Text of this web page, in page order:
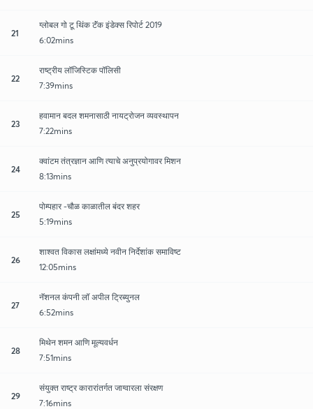
21
ग्लोबल गो टू थिंक टॅंक इंडेक्स रिपोर्ट 2019
6:02mins
22
राष्ट्रीय लॉजिस्टिक पॉलिसी
7:39mins
23
हवामान बदल शमनासाठी नायट्रोजन व्यवस्थापन
7:22mins
24
क्वांटम तंत्रज्ञान आणि त्याचे अनुप्रयोगावर मिशन
8:13mins
25
पोम्पहार -चौळ काळातील बंदर शहर
5:19mins
26
शाश्वत विकास लक्षांमध्ये नवीन निर्देशांक समाविष्ट
12:05mins
27
नॅशनल कंपनी लॉ अपील ट्रिब्युनल
6:52mins
28
मिथेन शमन आणि मूल्यवर्धन
7:51mins
29
संयुक्त राष्ट्र कारारांतर्गत जाग्वारला संरक्षण
7:16mins